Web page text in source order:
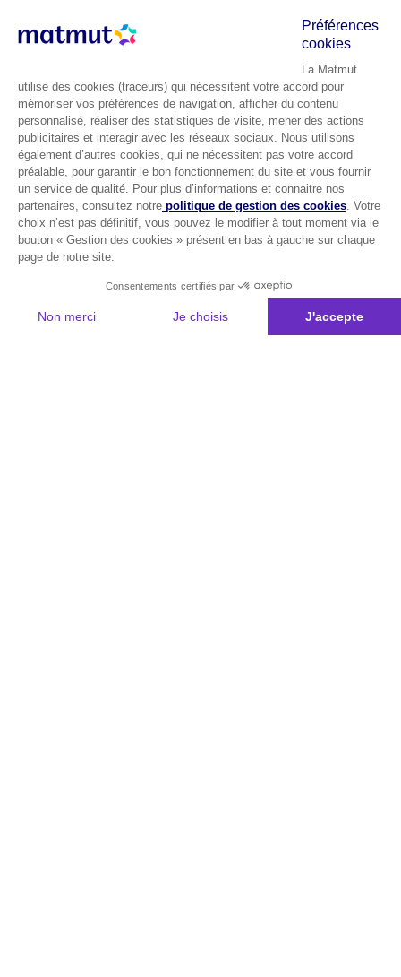
Préférences
cookies
La Matmut
utilise des cookies (traceurs) qui nécessitent votre accord pour
mémoriser vos préférences de navigation, afficher du contenu
personnalisé, réaliser des statistiques de visite, mener des actions
publicitaires et interagir avec les réseaux sociaux. Nous utilisons
également d’autres cookies, qui ne nécessitent pas votre accord
préalable, pour garantir le bon fonctionnement du site et vous fournir
un service de qualité. Pour plus d’informations et connaitre nos
partenaires, consultez notre politique de gestion des cookies. Votre
choix n’est pas définitif, vous pouvez le modifier à tout moment via le
bouton « Gestion des cookies » présent en bas à gauche sur chaque
page de notre site.
Consentements certifiés par
Non merci Je choisis
J'accepte